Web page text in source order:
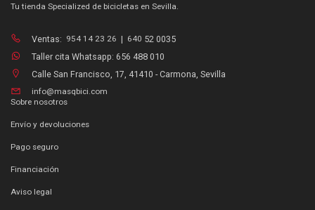
Tu tienda Specialized de bicicletas en Sevilla.
Ventas: 954 14 23 26 | 640 52 0035
Taller cita Whatsapp: 656 488 010
Calle San Francisco, 17, 41410 - Carmona, Sevilla
info@masqbici.com
Sobre nosotros
Envío y devoluciones
Pago seguro
Financiación
Aviso legal